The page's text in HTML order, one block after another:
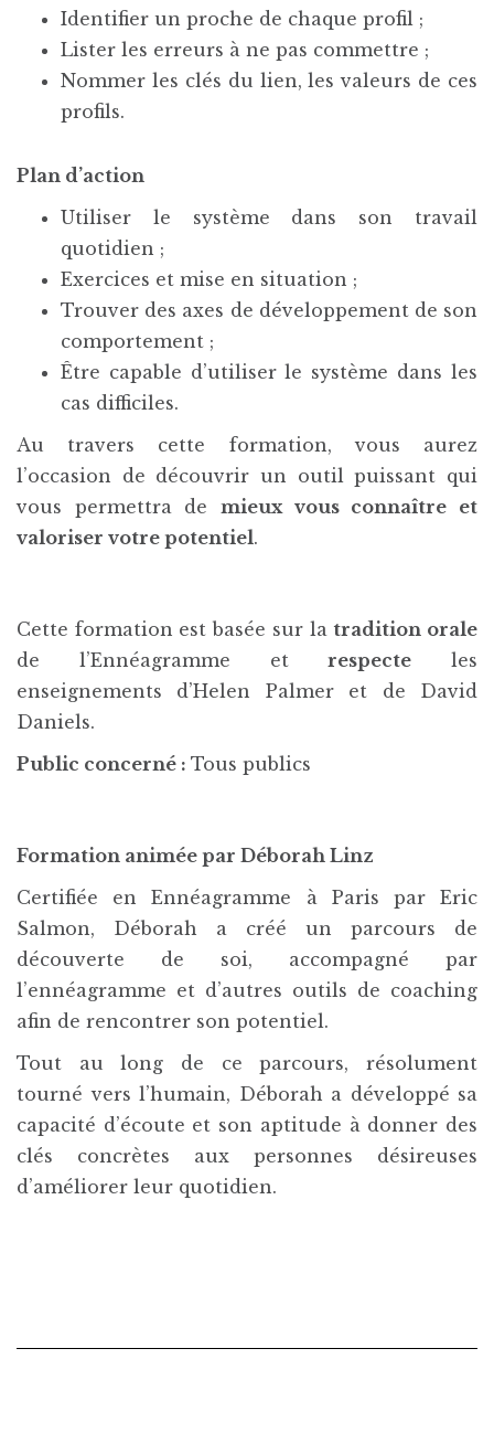
Identifier un proche de chaque profil ;
Lister les erreurs à ne pas commettre ;
Nommer les clés du lien, les valeurs de ces
profils.
Plan d’action
Utiliser le système dans son travail
quotidien ;
Exercices et mise en situation ;
Trouver des axes de développement de son
comportement ;
Être capable d’utiliser le système dans les
cas difficiles.
Au travers cette formation, vous aurez
l’occasion de découvrir un outil puissant qui
vous permettra de mieux vous connaître et
valoriser votre potentiel.
Cette formation est basée sur la tradition orale
de l’Ennéagramme etrespecte les
enseignements d’Helen Palmer et de David
Daniels.
Public concerné : Tous publics
Formation animée par Déborah Linz
Certifiée en Ennéagramme à Paris par Eric
Salmon, Déborah a créé un parcours de
découverte de soi, accompagné par
l’ennéagramme et d’autres outils de coaching
afin de rencontrer son potentiel.
Tout au long de ce parcours, résolument
tourné vers l’humain, Déborah a développé sa
capacité d’écoute et son aptitude à donner des
clés concrètes aux personnes désireuses
d’améliorer leur quotidien.